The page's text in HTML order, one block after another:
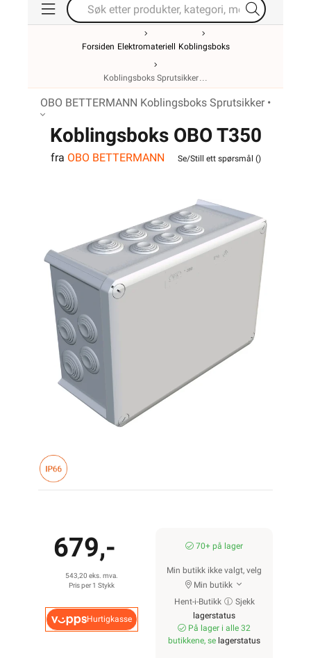
Forsiden Elektromateriell Koblingsboks
Koblingsboks Sprutsikker
OBO BETTERMANN Koblingsboks Sprutsikker •
Koblingsboks OBO T350
IP66
fra OBO BETTERMANN Se/Still ett spørsmål ()
679,-
543,20 eks. mva.
Pris per 1 Stykk
Hurtigkasse
70+ på lager
Min butikk ikke valgt, velg
Min butikk
Hent-i-Butikk
Sjekk
lagerstatus
På lager i alle 32
butikkene, se lagerstatus